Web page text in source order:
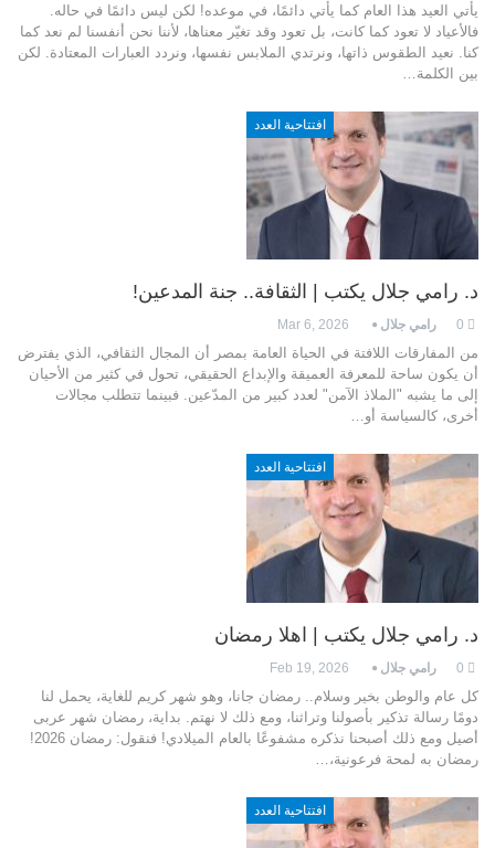
يأتي العيد هذا العام كما يأتي دائمًا، في موعده! لكن ليس دائمًا في حاله.
فالأعياد لا تعود كما كانت، بل تعود وقد تغيّر معناها، لأننا نحن أنفسنا لم نعد كما
كنا. نعيد الطقوس ذاتها، ونرتدي الملابس نفسها، ونردد العبارات المعتادة. لكن
بين الكلمة…
افتتاحية العدد
د. رامي جلال يكتب | الثقافة.. جنة المدعين!
رامي جلال Mar 6, 2026
من المفارقات اللافتة في الحياة العامة بمصر أن المجال الثقافي، الذي يفترض
أن يكون ساحة للمعرفة العميقة والإبداع الحقيقي، تحول في كثير من الأحيان
إلى ما يشبه "الملاذ الآمن" لعدد كبير من المدّعين. فبينما تتطلب مجالات
أخرى، كالسياسة أو…
افتتاحية العدد
د. رامي جلال يكتب | اهلا رمضان
رامي جلال Feb 19, 2026
كل عام والوطن بخير وسلام.. رمضان جانا، وهو شهر كريم للغاية، يحمل لنا
دومًا رسالة تذكير بأصولنا وتراثنا، ومع ذلك لا نهتم. بداية، رمضان شهر عربى
أصيل ومع ذلك أصبحنا نذكره مشفوعًا بالعام الميلادي! فنقول: رمضان 2026!
رمضان به لمحة فرعونية،…
افتتاحية العدد